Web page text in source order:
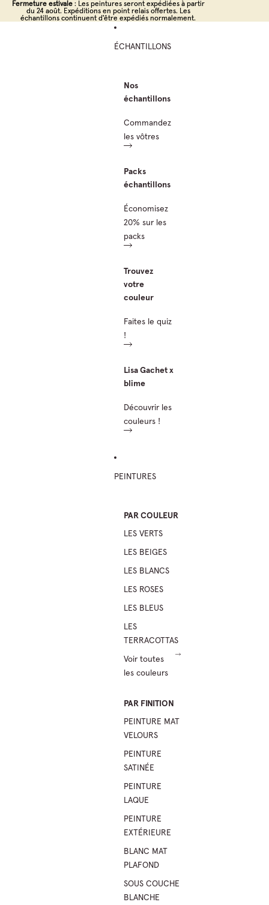
Fermeture estivale: Les peintures seront expédiées à partir
du 24 août. Expéditions en point relais offertes. Les
échantillons continuent d'être expédiés normalement.
Fermeture estivale : Les peintures seront expédiées à partir
du 24 août. Expéditions en point relais offertes. Les
échantillons continuent d'être expédiés normalement.
ÉCHANTILLONS
Nos
échantillons
Commandez
les vôtres
Packs
échantillons
Économisez
20% sur les
packs
Trouvez
votre
couleur
Faites le quiz
!
Lisa Gachet x
blime
Découvrir les
couleurs !
PEINTURES
PAR COULEUR
LES VERTS
LES BEIGES
LES BLANCS
LES ROSES
LES BLEUS
LES
TERRACOTTAS
Voir toutes
les couleurs
PAR FINITION
PEINTURE MAT
VELOURS
PEINTURE
SATINÉE
PEINTURE
LAQUE
PEINTURE
EXTÉRIEURE
BLANC MAT
PLAFOND
SOUS COUCHE
BLANCHE